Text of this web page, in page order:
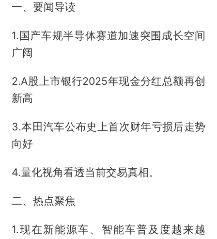
一、要闻导读
1.国产车规半导体赛道加速突围成长空间
广阔
2.A股上市银行2025年现金分红总额再创
新高
3.本田汽车公布史上首次财年亏损后走势
向好
4.量化视角看透当前交易真相。
二、热点聚焦
1.现在新能源车、智能车普及度越来越